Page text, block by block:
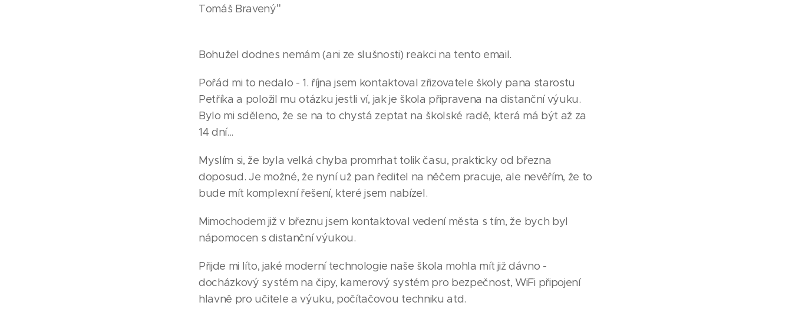
Tomáš Bravený"
Bohužel dodnes nemám (ani ze slušnosti) reakci na tento email.
Pořád mi to nedalo - 1. října jsem kontaktoval zřizovatele školy pana starostu
Petříka a položil mu otázku jestli ví, jak je škola připravena na distanční výuku.
Bylo mi sděleno, že se na to chystá zeptat na školské radě, která má být až za
14 dní...
Myslím si, že byla velká chyba promrhat tolik času, prakticky od března
doposud. Je možné, že nyní už pan ředitel na něčem pracuje, ale nevěřím, že to
bude mít komplexní řešení, které jsem nabízel.
Mimochodem již v březnu jsem kontaktoval vedení města s tím, že bych byl
nápomocen s distanční výukou.
Přijde mi líto, jaké moderní technologie naše škola mohla mít již dávno -
docházkový systém na čipy, kamerový systém pro bezpečnost, WiFi připojení
hlavně pro učitele a výuku, počítačovou techniku atd.